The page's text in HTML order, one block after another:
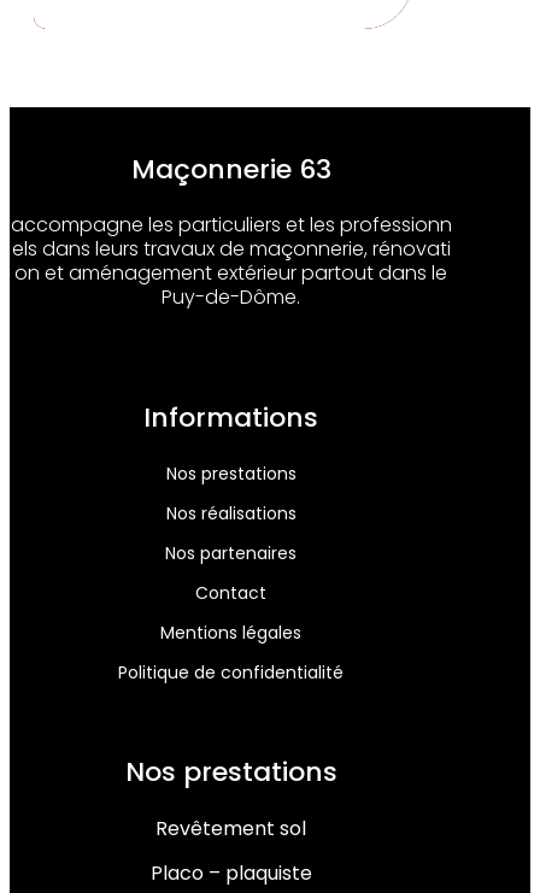
Maçonnerie 63
accompagne les particuliers et les professionn
els dans leurs travaux de maçonnerie, rénovati
on et aménagement extérieur partout dans le
Puy-de-Dôme.
Informations
Nos prestations
Nos réalisations
Nos partenaires
Contact
Mentions légales
Politique de confidentialité
Nos prestations
Revêtement sol
Placo – plaquiste